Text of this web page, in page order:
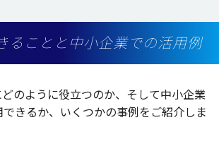
ることと中小企業での活用例
どのように役立つのか、そして中小企業
できるか、いくつかの事例をご紹介しま